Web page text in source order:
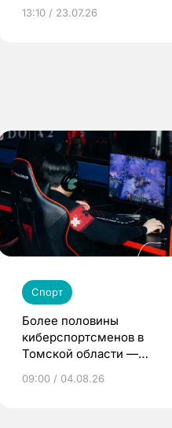
по ОМС!
13:10 / 23.07.26
Спорт
Более половины
киберспортсменов в
Томской области —
09:00 / 04.08.26